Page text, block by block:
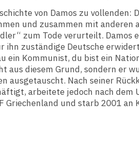
von Damos zu vollenden:
und zusammen mit anderen
zum Tode verurteilt. Damos
ihn zuständige Deutsche
ein Kommunist, du bist ein
aus diesem Grund, sondern er
ausgetauscht. Nach seiner
arbeitete jedoch nach dem
Griechenland und starb 2001 an